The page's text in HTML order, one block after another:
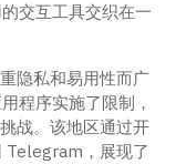
交互工具交织在一
隐私和易用性而广
程序实施了限制，
战。该地区通过开
Telegram，展现了